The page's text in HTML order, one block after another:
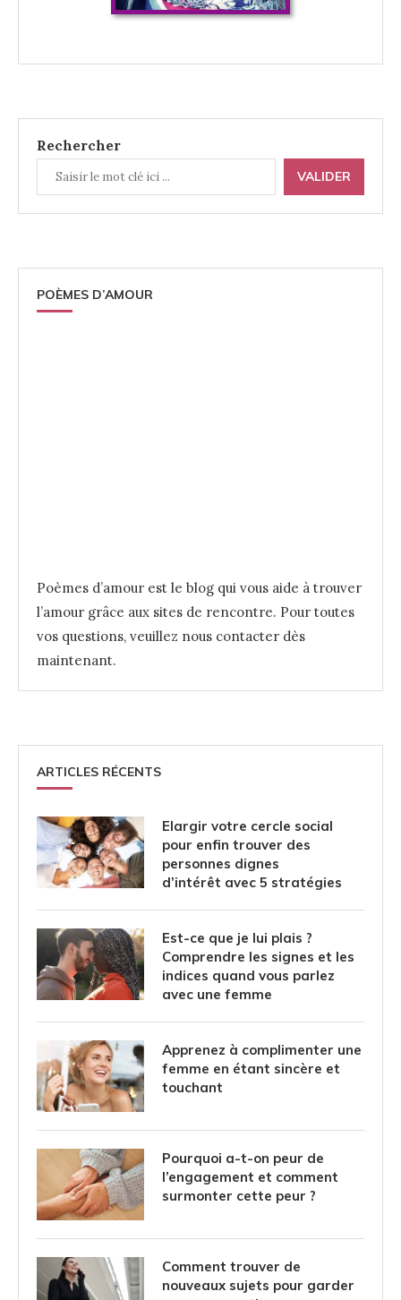
Rechercher
VALIDER
POÈMES D’AMOUR
Poèmes d’amour est le blog qui vous aide à trouver
l’amour grâce aux sites de rencontre. Pour toutes
vos questions, veuillez nous contacter dès
maintenant.
ARTICLES RÉCENTS
Elargir votre cercle social
pour enfin trouver des
personnes dignes
d’intérêt avec 5 stratégies
Est-ce que je lui plais ?
Comprendre les signes et les
indices quand vous parlez
avec une femme
Apprenez à complimenter une
femme en étant sincère et
touchant
Pourquoi a-t-on peur de
l’engagement et comment
surmonter cette peur ?
Comment trouver de
nouveaux sujets pour garder